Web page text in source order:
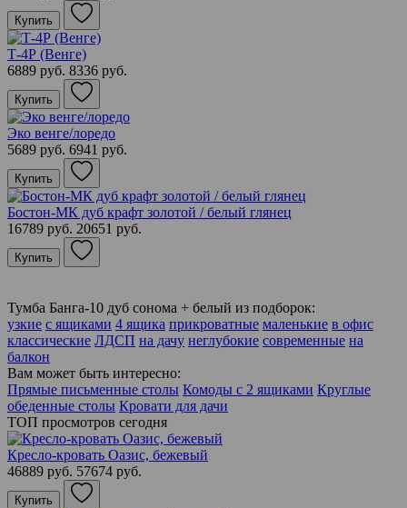
Купить
Т-4Р (Венге)
6889 руб. 8336 руб.
Купить
Эко венге/лоредо
5689 руб. 6941 руб.
Купить
Бостон-МК дуб крафт золотой / белый глянец
16789 руб. 20651 руб.
Купить
Тумба Банга-10 дуб сонома + белый из подборок:
узкие с ящиками 4 ящика прикроватные маленькие в офис
классические ЛДСП на дачу неглубокие современные на
балкон
Вам может быть интересно:
Прямые письменные столы Комоды с 2 ящиками Круглые
обеденные столы Кровати для дачи
ТОП просмотров сегодня
Кресло-кровать Оазис, бежевый
46889 руб. 57674 руб.
Купить